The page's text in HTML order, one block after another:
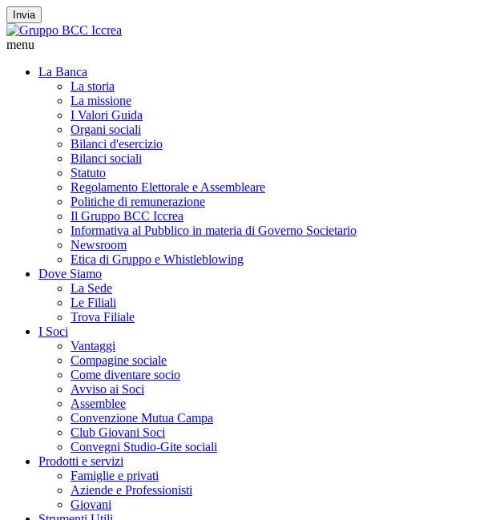
Invia
menu
La Banca
La storia
La missione
I Valori Guida
Organi sociali
Bilanci d'esercizio
Bilanci sociali
Statuto
Regolamento Elettorale e Assembleare
Politiche di remunerazione
Il Gruppo BCC Iccrea
Informativa al Pubblico in materia di Governo Societario
Newsroom
Etica di Gruppo e Whistleblowing
Dove Siamo
La Sede
Le Filiali
Trova Filiale
I Soci
Vantaggi
Compagine sociale
Come diventare socio
Avviso ai Soci
Assemblee
Convenzione Mutua Campa
Club Giovani Soci
Convegni Studio-Gite sociali
Prodotti e servizi
Famiglie e privati
Aziende e Professionisti
Giovani